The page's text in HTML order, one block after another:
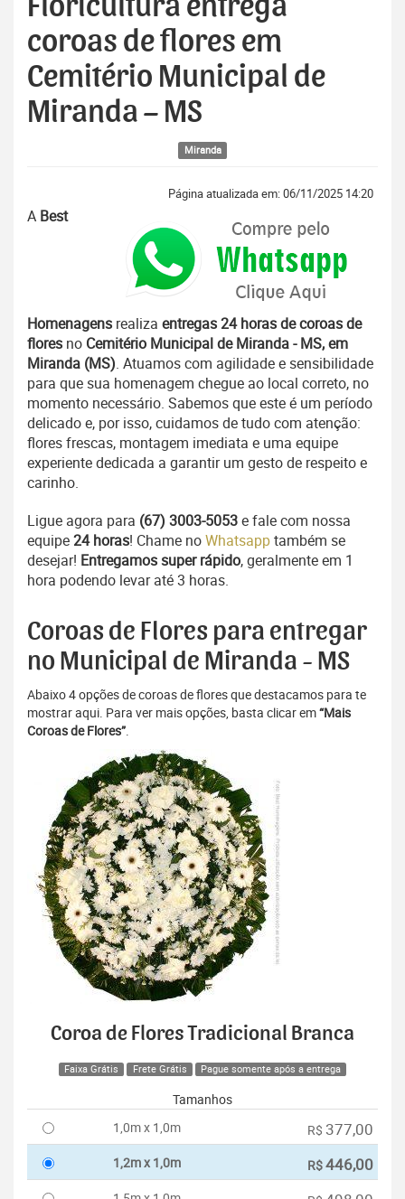
Floricultura entrega
coroas de flores em
Cemitério Municipal de
Miranda – MS
Miranda
Página atualizada em: 06/11/2025 14:20
A Best
Homenagens realiza entregas 24 horas de coroas de
flores no Cemitério Municipal de Miranda - MS, em
Miranda (MS). Atuamos com agilidade e sensibilidade
para que sua homenagem chegue ao local correto, no
momento necessário. Sabemos que este é um período
delicado e, por isso, cuidamos de tudo com atenção:
flores frescas, montagem imediata e uma equipe
experiente dedicada a garantir um gesto de respeito e
carinho.
Ligue agora para (67) 3003-5053e fale com nossa
equipe24 horas! Chame noWhatsapptambém se
desejar! Entregamos super rápido, geralmente em 1
hora podendo levar até 3 horas.
Coroas de Flores para entregar
no Municipal de Miranda - MS
Abaixo 4 opções de coroas de flores que destacamos para te
mostrar aqui. Para ver mais opções, basta clicar em“Mais
Coroas de Flores”.
Coroa de Flores Tradicional Branca
Faixa Grátis Frete Grátis Pague somente após a entrega
Tamanhos
1,0m x 1,0m
R$ 377,00
1,2m x 1,0m R$446,00